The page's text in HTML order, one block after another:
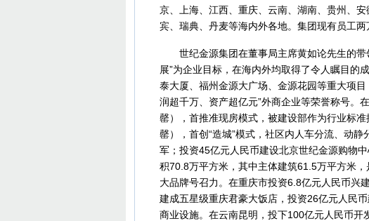
京、上海、江西、重庆、云南、湖南、贵州、
宾、瑞典、丹麦等海内外各地。集团现有员工两
世纪金源集团在董事局主席黄如论先生的带
展”为企业目标，在海内外均取得了令人瞩目的
泰大厦、福州金源大广场、金源花园等重大项目
润超千万、资产超亿元”外商企业等荣誉称号。
罄），首推准现房模式，被建设部作为行业标
罄），首创“造城”模式，社区内人车分流、动
军；投资45亿元人民币建设北京世纪金源购物
积70.8万平方米，其中主体建筑61.5万平方米
大品牌号召力。在重庆市投资6.8亿元人民币兴
建成五星级重庆君豪大饭店，投资26亿元人民
商业设施。在云南昆明，投下100亿元人民币开